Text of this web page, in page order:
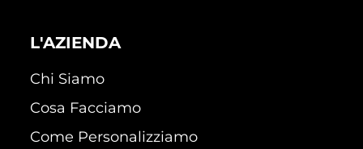
L'AZIENDA
Chi Siamo
Cosa Facciamo
Come Personalizziamo